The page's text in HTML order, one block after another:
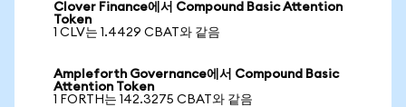
Clover Finance에서 Compound Basic Attention
Token
1 CLV는 1.4429 CBAT와 같음
Ampleforth Governance에서 Compound Basic
Attention Token
1 FORTH는 142.3275 CBAT와 같음